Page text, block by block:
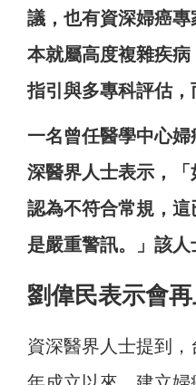
議，也有資深婦癌
本就屬高度複雜疾
指引與多專科評估，
一名曾任醫學中心
深醫界人士表示，
認為不符合常規，
是嚴重警訊。」該人
劉偉民表示會
資深醫界人士提到